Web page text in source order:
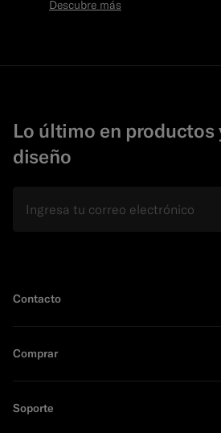
Descubre más
Lo último en productos
diseño
Contacto
Comprar
Soporte